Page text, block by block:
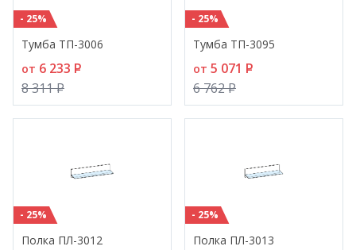
- 25%
Тумба ТП-3006
от 6 233 P
8 311P
- 25%
Тумба ТП-3095
от 5 071 P
6 762P
- 25%
Полка ПЛ-3012
- 25%
Полка ПЛ-3013